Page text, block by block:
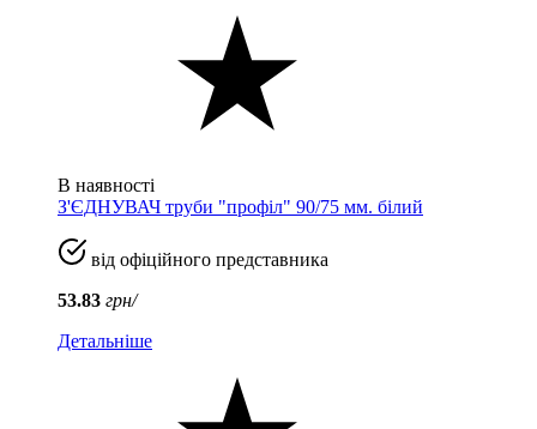
В наявності
З'ЄДНУВАЧ труби "профіл" 90/75 мм. білий
від офіційного представника
53.83 грн/
Детальніше